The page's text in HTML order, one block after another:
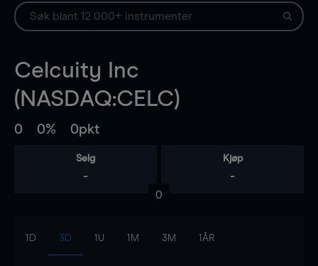
Celcuity Inc
(NASDAQ:CELC)
0 0% 0pkt
Selg
-
Kjøp
-
0
1D 3D 1U 1M 3M 1ÅR